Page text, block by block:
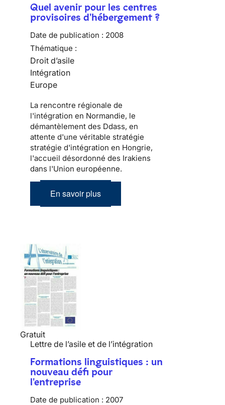
Quel avenir pour les centres
provisoires d'hébergement ?
Date de publication : 2008
Thématique :
Droit d’asile
Intégration
Europe
La rencontre régionale de
l'intégration en Normandie, le
démantèlement des Ddass, en
attente d'une véritable stratégie
stratégie d'intégration en Hongrie,
l'accueil désordonné des Irakiens
dans l'Union européenne.
En savoir plus
Gratuit
Lettre de l’asile et de l’intégration
Formations linguistiques : un
nouveau défi pour
l'entreprise
Date de publication : 2007